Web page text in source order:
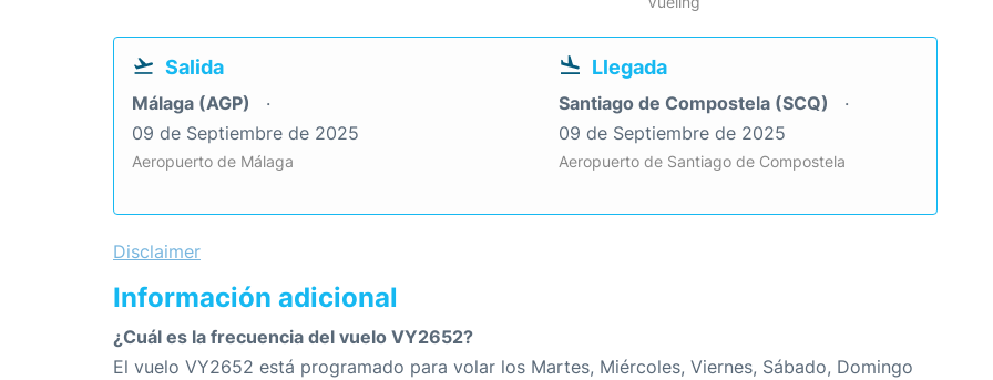
Salida
Málaga (AGP)
09 de Septiembre de 2025
Aeropuerto de Málaga
Llegada
Santiago de Compostela (SCQ)
09 de Septiembre de 2025
Aeropuerto de Santiago de Compostela
Disclaimer
Información adicional
¿Cuál es la frecuencia del vuelo VY2652?
El vuelo VY2652 está programado para volar los Martes, Miércoles, Viernes, Sábado, Domingo